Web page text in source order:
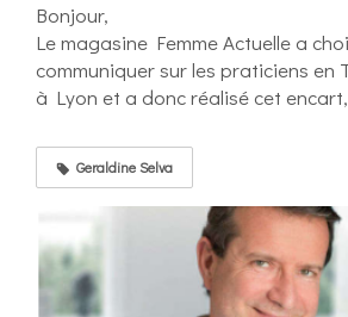
Bonjour,
Le magasine Femme Actuelle a
communiquer sur les praticiens en
à Lyon et a donc réalisé cet
Geraldine Selva